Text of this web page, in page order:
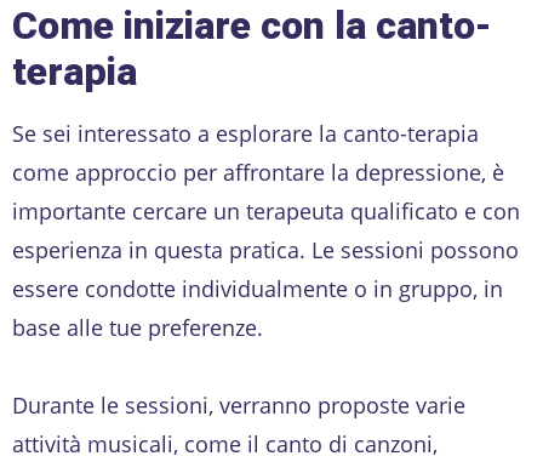
Come iniziare con la canto-
terapia
Se sei interessato a esplorare la canto-terapia
come approccio per affrontare la depressione, è
importante cercare un terapeuta qualificato e con
esperienza in questa pratica. Le sessioni possono
essere condotte individualmente o in gruppo, in
base alle tue preferenze.
Durante le sessioni, verranno proposte varie
attività musicali, come il canto di canzoni,